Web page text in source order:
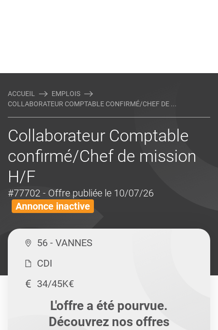
ACCUEIL
EMPLOIS
COLLABORATEUR COMPTABLE CONFIRMÉ/CHEF DE ...
Collaborateur Comptable
confirmé/Chef de mission
H/F
#77702 - Offre publiée le 10/07/26
Annonce inactive
56 - VANNES
CDI
34/45K€
L'offre a été pourvue.
Découvrez nos offres